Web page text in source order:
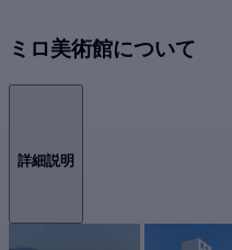
ミロ美術館について
詳細説明